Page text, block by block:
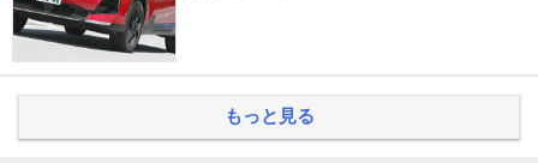
もっと見る